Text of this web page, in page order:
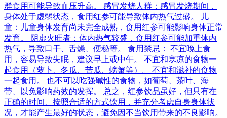
群食用可能导致血压升高。 感冒发烧人群：感冒发烧期间，
身体处于虚弱状态，食用红参可能导致体内热气过盛。 儿
童：儿童身体发育尚未完全成熟，食用红参可能影响身体正常
发育。 阴虚火旺者：体内热气较盛，食用红参可能加重体内
热气，导致口干、舌燥、便秘等。 食用禁忌： 不宜晚上食
用，容易导致失眠，建议早上或中午。 不宜和寒凉的食物一
起食用（萝卜、冬瓜、苦瓜、螃蟹等）。 不宜和滋补的食物
一起食用。 也不可以吃强碱性的食物，如葡萄、茶叶、海
带、以免影响药效的发挥。 总之，红参饮品虽好，但只有在
正确的时间、按照合适的方式饮用，并充分考虑自身身体状
况，才能产生最好的状态，避免因不当饮用带来的不良影响。